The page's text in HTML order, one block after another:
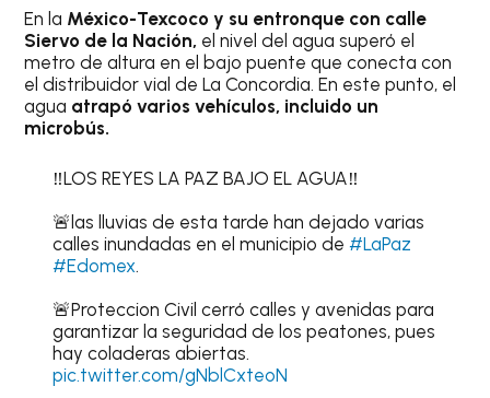
En la México-Texcoco y su entronque con calle
Siervo de la Nación, el nivel del agua superó el
metro de altura en el bajo puente que conecta con
el distribuidor vial de La Concordia. En este punto, el
agua atrapó varios vehículos, incluido un
microbús.
‼️LOS REYES LA PAZ BAJO EL AGUA‼️
🚨las lluvias de esta tarde han dejado varias
calles inundadas en el municipio de #LaPaz
#Edomex.
🚨Proteccion Civil cerró calles y avenidas para
garantizar la seguridad de los peatones, pues
hay coladeras abiertas.
pic.twitter.com/gNblCxteoN